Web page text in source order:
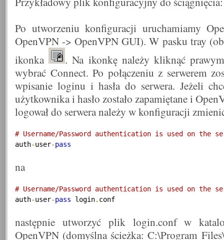
Po utworzeniu konfiguracji uruchamiamy
OpenVPN -> OpenVPN GUI). W pasku tray
ikonka
. Na ikonkę należy kliknąć
wybrać Connect. Po połączeniu z serwerem
wpisanie loginu i hasła do serwera. Jeżeli
użytkownika i hasło zostało zapamiętane i
logował do serwera należy w konfiguracji
# Username/Password authentication is used on the
auth-user-pass
na
# Username/Password authentication is used on the
auth-user-pass login. conf
następnie utworzyć plik login.conf w
OpenVPN (domyślna ścieżka: C:\Program